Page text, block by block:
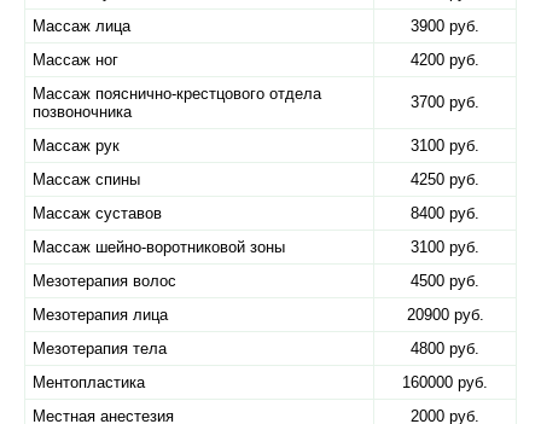
Массаж лица
3900 руб.
Массаж ног
4200 руб.
Массаж пояснично-крестцового отдела
позвоночника
3700 руб.
Массаж рук
3100 руб.
Массаж спины
4250 руб.
Массаж суставов
8400 руб.
Массаж шейно-воротниковой зоны
3100 руб.
Мезотерапия волос
4500 руб.
Мезотерапия лица
20900 руб.
Мезотерапия тела
4800 руб.
Ментопластика
160000 руб.
Местная анестезия
2000 руб.